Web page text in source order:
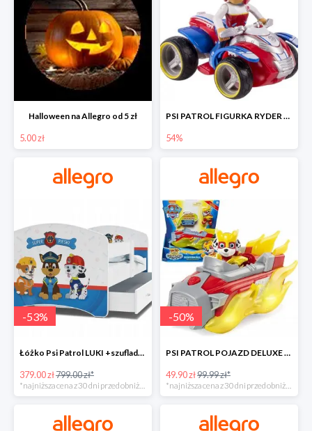
Halloween na Allegro od 5 zł
5.00 zł
PSI PATROL FIGURKA RYDER + QUAD POJAZD RATUNKOWY -54%
54%
-53%
Łóżko Psi Patrol LUKI +szuflada+materac+grafika -52%
379.00 zł799.00 zł*
-50%
PSI PATROL POJAZD DELUXE FIGURKA MARSHALL MIGHTY -50%
49.90 zł99.99 zł*